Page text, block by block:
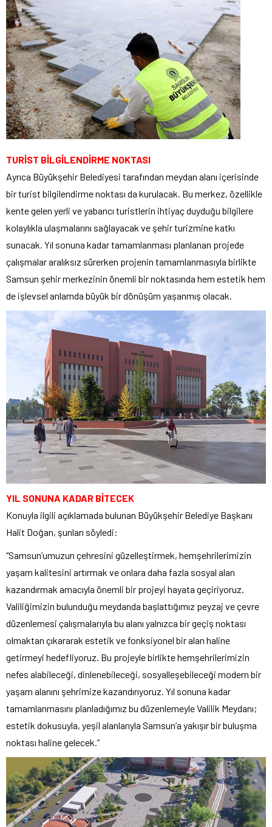
TURİST BİLGİLENDİRME NOKTASI
Ayrıca Büyükşehir Belediyesi tarafından meydan alanı içerisinde
bir turist bilgilendirme noktası da kurulacak. Bu merkez, özellikle
kente gelen yerli ve yabancı turistlerin ihtiyaç duyduğu bilgilere
kolaylıkla ulaşmalarını sağlayacak ve şehir turizmine katkı
sunacak. Yıl sonuna kadar tamamlanması planlanan projede
çalışmalar aralıksız sürerken projenin tamamlanmasıyla birlikte
Samsun şehir merkezinin önemli bir noktasında hem estetik hem
de işlevsel anlamda büyük bir dönüşüm yaşanmış olacak.
YIL SONUNA KADAR BİTECEK
Konuyla ilgili açıklamada bulunan Büyükşehir Belediye Başkanı
Halit Doğan, şunları söyledi:
“Samsun’umuzun çehresini güzelleştirmek, hemşehrilerimizin
yaşam kalitesini artırmak ve onlara daha fazla sosyal alan
kazandırmak amacıyla önemli bir projeyi hayata geçiriyoruz.
Valiliğimizin bulunduğu meydanda başlattığımız peyzaj ve çevre
düzenlemesi çalışmalarıyla bu alanı yalnızca bir geçiş noktası
olmaktan çıkararak estetik ve fonksiyonel bir alan haline
getirmeyi hedefliyoruz. Bu projeyle birlikte hemşehrilerimizin
nefes alabileceği, dinlenebileceği, sosyalleşebileceği modern bir
yaşam alanını şehrimize kazandırıyoruz. Yıl sonuna kadar
tamamlanmasını planladığımız bu düzenlemeyle Valilik Meydanı;
estetik dokusuyla, yeşil alanlarıyla Samsun’a yakışır bir buluşma
noktası haline gelecek.”